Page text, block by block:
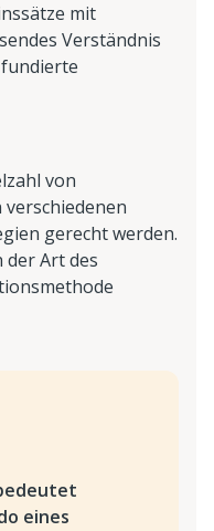
mit
Verständnis
von
gerecht werden.
Art des
eines